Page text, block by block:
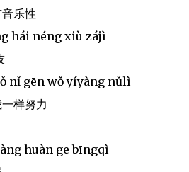
乐性
hái néng xiù zájì
nǐ gēn wǒ yíyàng nǔlì
样努力
huàn ge bīngqì